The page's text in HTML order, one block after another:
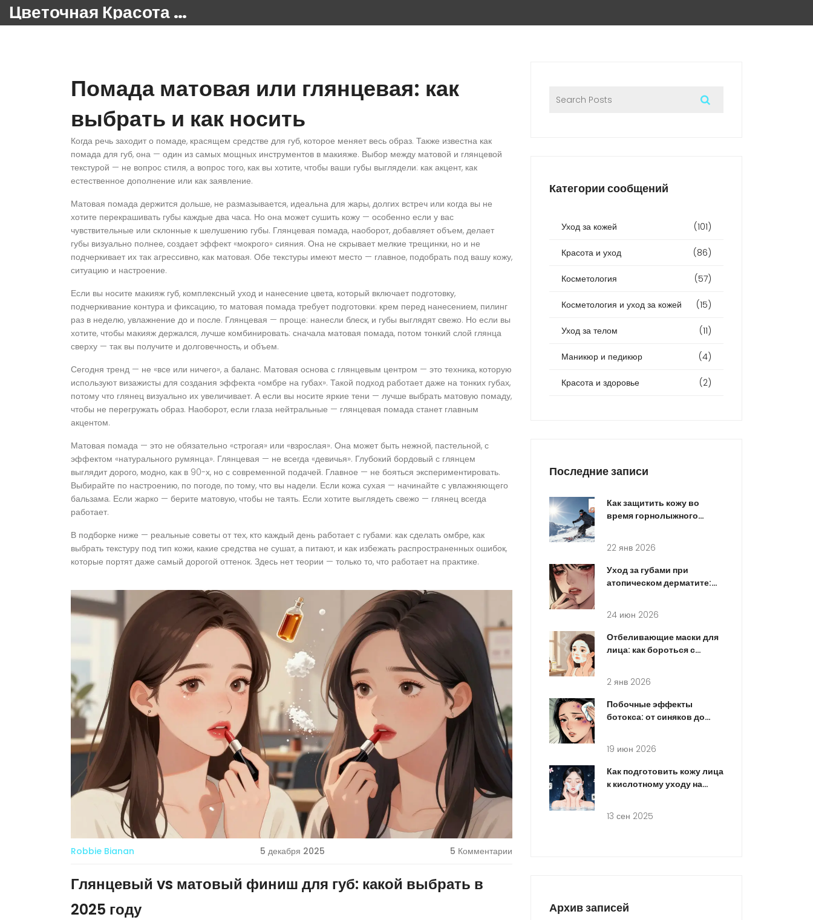
Цветочная Красота 24
Помада матовая или глянцевая: как
выбрать и как носить
Когда речь заходит о помаде, красящем средстве для губ, которое меняет весь образ. Также известна как
помада для губ, она — один из самых мощных инструментов в макияже. Выбор между матовой и глянцевой
текстурой — не вопрос стиля, а вопрос того, как вы хотите, чтобы ваши губы выглядели: как акцент, как
естественное дополнение или как заявление.
Матовая помада держится дольше, не размазывается, идеальна для жары, долгих встреч или когда вы не
хотите перекрашивать губы каждые два часа. Но она может сушить кожу — особенно если у вас
чувствительные или склонные к шелушению губы. Глянцевая помада, наоборот, добавляет объем, делает
губы визуально полнее, создает эффект «мокрого» сияния. Она не скрывает мелкие трещинки, но и не
подчеркивает их так агрессивно, как матовая. Обе текстуры имеют место — главное, подобрать под вашу кожу,
ситуацию и настроение.
Если вы носите макияж губ, комплексный уход и нанесение цвета, который включает подготовку,
подчеркивание контура и фиксацию, то матовая помада требует подготовки: крем перед нанесением, пилинг
раз в неделю, увлажнение до и после. Глянцевая — проще: нанесли блеск, и губы выглядят свежо. Но если вы
хотите, чтобы макияж держался, лучше комбинировать: сначала матовая помада, потом тонкий слой глянца
сверху — так вы получите и долговечность, и объем.
Сегодня тренд — не «все или ничего», а баланс. Матовая основа с глянцевым центром — это техника, которую
используют визажисты для создания эффекта «омбре на губах». Такой подход работает даже на тонких губах,
потому что глянец визуально их увеличивает. А если вы носите яркие тени — лучше выбрать матовую помаду,
чтобы не перегружать образ. Наоборот, если глаза нейтральные — глянцевая помада станет главным
акцентом.
Матовая помада — это не обязательно «строгая» или «взрослая». Она может быть нежной, пастельной, с
эффектом «натурального румянца». Глянцевая — не всегда «девичья». Глубокий бордовый с глянцем
выглядит дорого, модно, как в 90-х, но с современной подачей. Главное — не бояться экспериментировать.
Выбирайте по настроению, по погоде, по тому, что вы надели. Если кожа сухая — начинайте с увлажняющего
бальзама. Если жарко — берите матовую, чтобы не таять. Если хотите выглядеть свежо — глянец всегда
работает.
В подборке ниже — реальные советы от тех, кто каждый день работает с губами: как сделать омбре, как
выбрать текстуру под тип кожи, какие средства не сушат, а питают, и как избежать распространенных ошибок,
которые портят даже самый дорогой оттенок. Здесь нет теории — только то, что работает на практике.
Robbie Bianan 5 декабря 2025 5 Комментарии
Глянцевый vs матовый финиш для губ: какой выбрать в
2025 году
Категории сообщений
Уход за кожей (101)
Красота и уход (86)
Косметология (57)
Косметология и уход за кожей (15)
Уход за телом (11)
Маникюр и педикюр (4)
Красота и здоровье (2)
Последние записи
Как защитить кожу во
время горнолыжного
правильный уход
22 янв 2026
Уход за губами при
атопическом дерматите:
правила
24 июн 2026
Отбеливающие маски для
лица: как бороться с
2 янв 2026
Побочные эффекты
ботокса: от синяков до
так
19 июн 2026
Как подготовить кожу лица
к кислотному уходу на
пошаговая инструкция
13 сен 2025
Архив записей